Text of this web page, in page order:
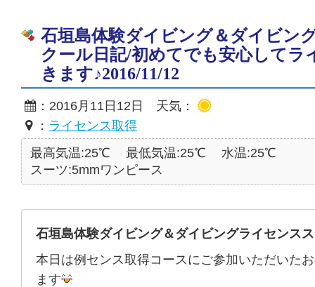
石垣島体験ダイビング＆ダイビン
クール日記/初めてでも安心してラ
きます♪2016/11/12
：2016月11日12日 天気：
： ライセンス取得
最高気温:25℃
最低気温:25℃
水温:25℃
スーツ:5mmワンピース
石垣島体験ダイビング＆ダイビングライセンス
本日は例センス取得コースにご参加いただいた
ます